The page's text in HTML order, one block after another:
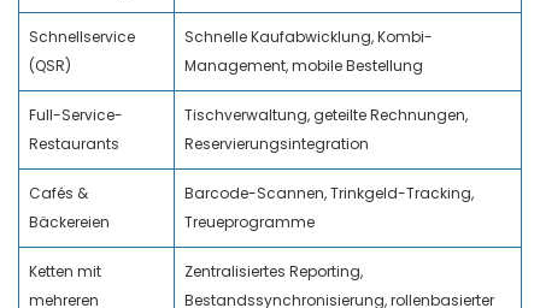
Schnellservice
(QSR)
Schnelle Kaufabwicklung, Kombi-
Management, mobile Bestellung
Full-Service-
Restaurants
Tischverwaltung, geteilte Rechnungen,
Reservierungsintegration
Cafés &
Bäckereien
Barcode-Scannen, Trinkgeld-Tracking,
Treueprogramme
Ketten mit
mehreren
Zentralisiertes Reporting,
Bestandssynchronisierung, rollenbasierter